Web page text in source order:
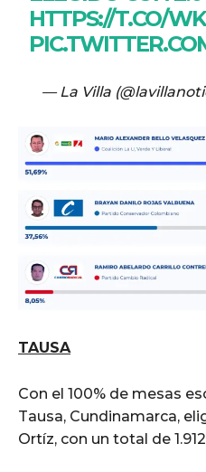
HTTPS://T.CO/
— La Villa
TAUSA
Con el 100% de mesas
Tausa, Cundinamarca,
Ortíz, con un total de